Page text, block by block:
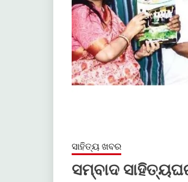
ସାହିତ୍ୟ ଖବର
ସମ୍ବାଦ